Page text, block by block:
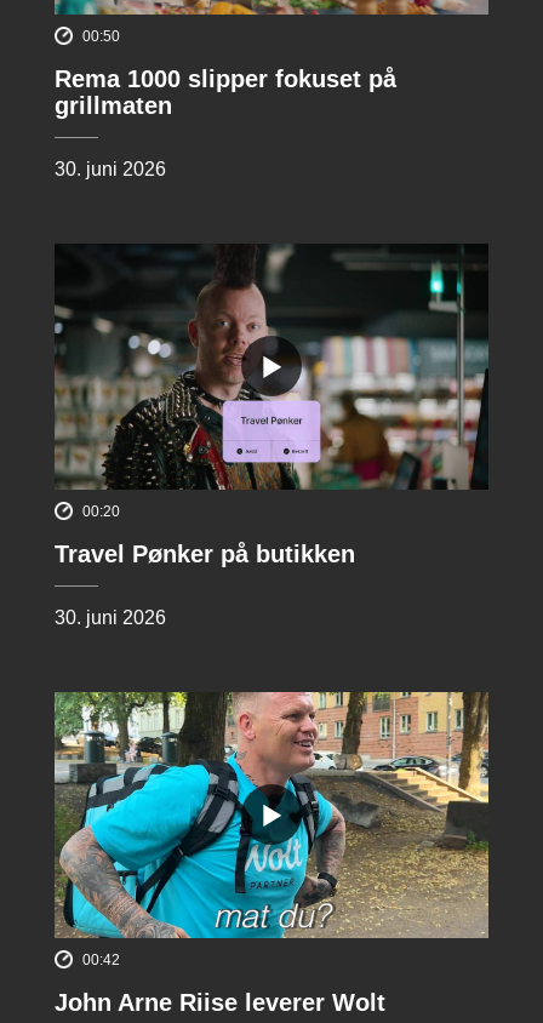
00:50
Rema 1000 slipper fokuset på
grillmaten
30. juni 2026
00:20
Travel Pønker på butikken
30. juni 2026
00:42
John Arne Riise leverer Wolt